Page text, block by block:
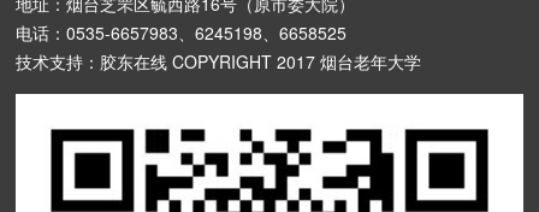
电话：0535-6657983、6245198、6658525
技术支持：胶东在线 COPYRIGHT 2017 烟台老年大学